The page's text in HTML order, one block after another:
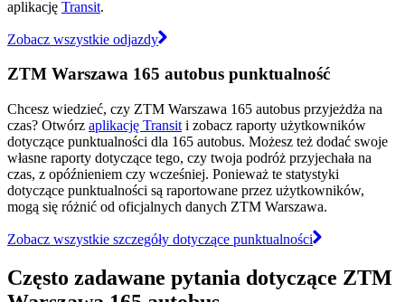
aplikację Transit.
Zobacz wszystkie odjazdy
ZTM Warszawa 165 autobus punktualność
Chcesz wiedzieć, czy ZTM Warszawa 165 autobus przyjeżdża na
czas? Otwórz aplikację Transit i zobacz raporty użytkowników
dotyczące punktualności dla 165 autobus. Możesz też dodać swoje
własne raporty dotyczące tego, czy twoja podróż przyjechała na
czas, z opóźnieniem czy wcześniej. Ponieważ te statystyki
dotyczące punktualności są raportowane przez użytkowników,
mogą się różnić od oficjalnych danych ZTM Warszawa.
Zobacz wszystkie szczegóły dotyczące punktualności
Często zadawane pytania dotyczące ZTM